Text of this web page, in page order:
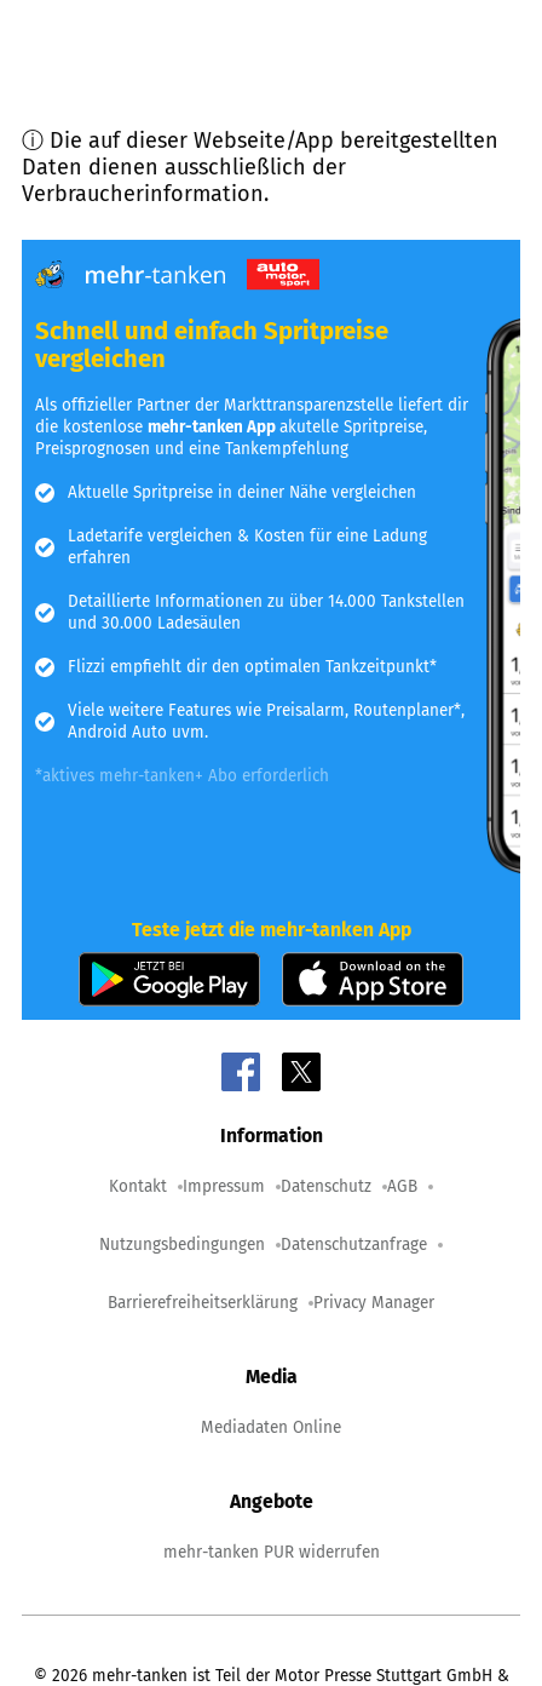
ⓘ Die auf dieser Webseite/App bereitgestellten
Daten dienen ausschließlich der
Verbraucherinformation.
Schnell und einfach Spritpreise
vergleichen
Als offizieller Partner der Markttransparenzstelle liefert dir
die kostenlosemehr-tanken Appakutelle Spritpreise,
Preisprognosen und eine Tankempfehlung
Aktuelle Spritpreise in deiner Nähe vergleichen
Ladetarife vergleichen & Kosten für eine Ladung
erfahren
Detaillierte Informationen zu über 14.000 Tankstellen
und 30.000 Ladesäulen
Flizzi empfiehlt dir den optimalen Tankzeitpunkt*
Viele weitere Features wie Preisalarm, Routenplaner*,
Android Auto uvm.
*aktives mehr-tanken+ Abo erforderlich
Teste jetzt die mehr-tanken App
Information
Kontakt Impressum Datenschutz AGB
Nutzungsbedingungen Datenschutzanfrage
Barrierefreiheitserklärung Privacy Manager
Media
Mediadaten Online
Angebote
mehr-tanken PUR widerrufen
© 2026 mehr-tanken ist Teil der Motor Presse Stuttgart GmbH &